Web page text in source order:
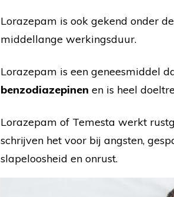
Lorazepam is ook gekend onder
middellange werkingsduur.
Lorazepam is een geneesmiddel
benzodiazepinen en is heel
Lorazepam of Temesta werkt
schrijven het voor bij angsten,
slapeloosheid en onrust.